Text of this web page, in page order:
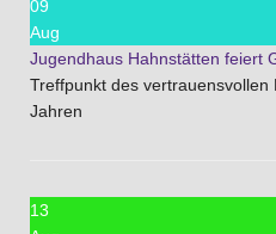
09
Aug
Jugendhaus Hahnstätten feiert
Treffpunkt des
Jahren
13